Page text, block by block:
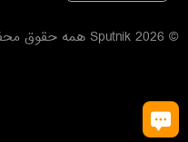
© 2026 Sputnik همه حقوق محفوظ است 18+